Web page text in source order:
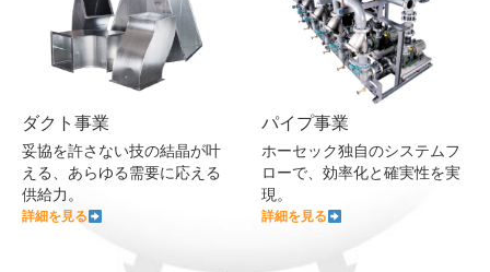
ダクト事業
妥協を許さない技の結晶が叶
える、あらゆる需要に応える
供給力。
詳細を見る
パイプ事業
ホーセック独自のシステムフ
ローで、効率化と確実性を実
現。
詳細を見る